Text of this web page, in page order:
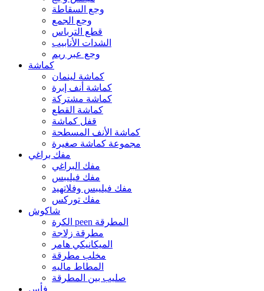
وجع السقاطة
وجع الجمع
قطع الترباس
الشدات الأنابيب
وجع عبر ريم
كماشة
كماشة لينمان
كماشة أنف إبرة
كماشة مشتركة
كماشة القطع
قفل كماشة
كماشة الأنف المسطحة
مجموعة كماشة صغيرة
مفك براغي
مفك البراغي
مفك فيليبس
مفك فيليبس وفلاتهيد
مفك توركس
شاكوش
الكرة peen المطرقة
مطرقة زلاجة
الميكانيكي هامر
مخلب مطرقة
المطاط ماليه
صليب بين المطرقة
فأس